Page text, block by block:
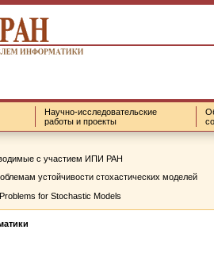
Научно-исследовательские
работы и проекты
с участием ИПИ РАН
устойчивости стохастических моделей
for Stochastic Models